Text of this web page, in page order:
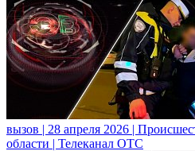
вызов | 28 апреля 2026 |
области | Телеканал ОТС